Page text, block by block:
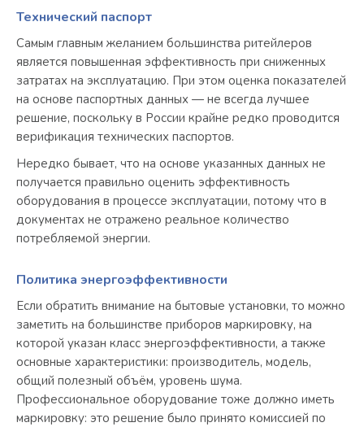
Технический паспорт
Самым главным желанием большинства ритейлеров
является повышенная эффективность при сниженных
затратах на эксплуатацию. При этом оценка показателей
на основе паспортных данных — не всегда лучшее
решение, поскольку в России крайне редко проводится
верификация технических паспортов.
Нередко бывает, что на основе указанных данных не
получается правильно оценить эффективность
оборудования в процессе эксплуатации, потому что в
документах не отражено реальное количество
потребляемой энергии.
Политика энергоэффективности
Если обратить внимание на бытовые установки, то можно
заметить на большинстве приборов маркировку, на
которой указан класс энергоэффективности, а также
основные характеристики: производитель, модель,
общий полезный объём, уровень шума.
Профессиональное оборудование тоже должно иметь
маркировку: это решение было принято комиссией по